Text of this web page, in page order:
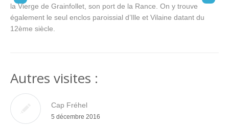
la Vierge de Grainfollet, son port de la Rance. On y trouve
également le seul enclos paroissial d’Ille et Vilaine datant du
12ème siècle.
Autres visites :
Cap Fréhel
5 décembre 2016